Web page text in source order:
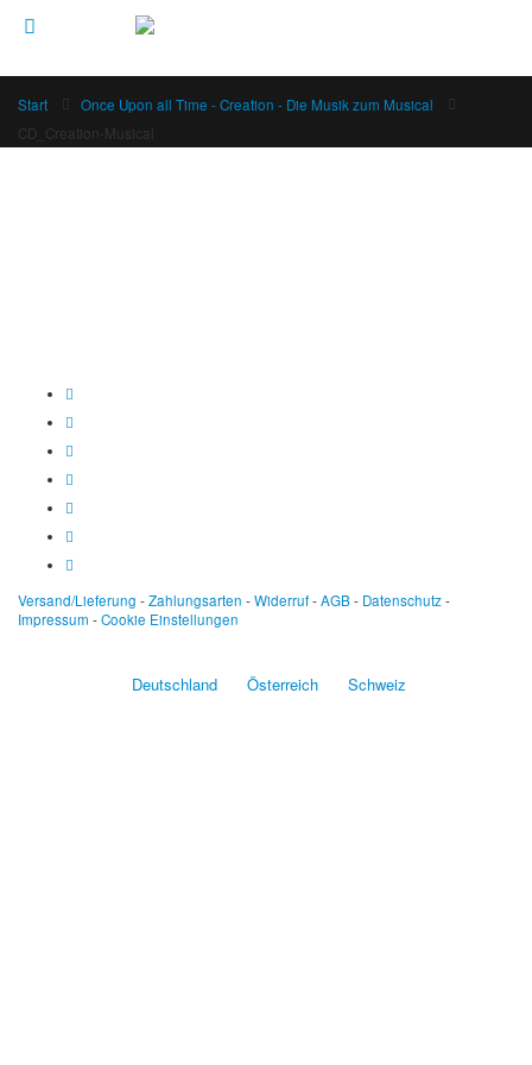
Start
Once Upon all Time - Creation - Die Musik zum Musical
CD_Creation-Musical
Versand/Lieferung -Zahlungsarten -Widerruf-AGB- Datenschutz-
Impressum -Cookie Einstellungen
Deutschland Österreich Schweiz